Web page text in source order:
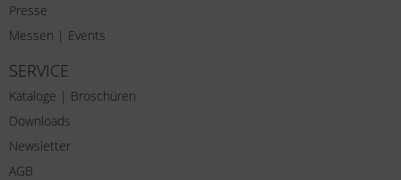
Presse
Messen | Events
SERVICE
Kataloge | Broschüren
Downloads
Newsletter
AGB